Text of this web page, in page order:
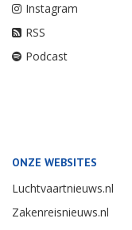
Instagram
RSS
Podcast
ONZE WEBSITES
Luchtvaartnieuws.nl
Zakenreisnieuws.nl